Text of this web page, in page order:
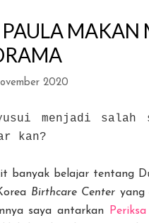
MAKAN
2020
menjadi salah
kan?
banyak belajar tentang
Birthcare Center yang
saya antarkan